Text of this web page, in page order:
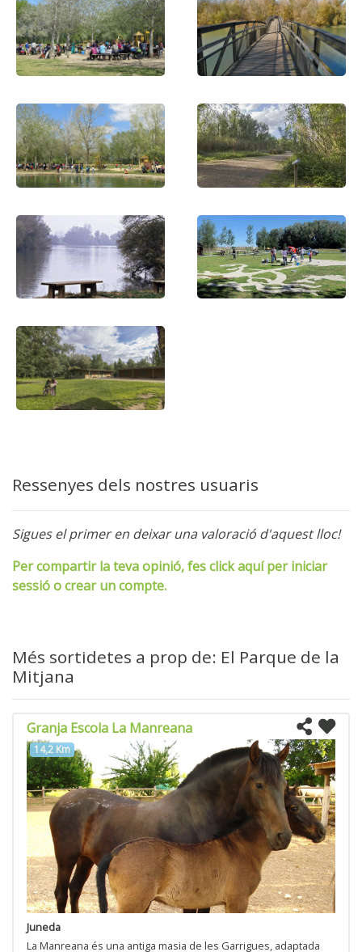
Ressenyes dels nostres usuaris
Sigues el primer en deixar una valoració d'aquest lloc!
Per compartir la teva opinió, fes click aquí per iniciar
sessió o crear un compte.
Més sortidetes a prop de: El Parque de la
Mitjana
Granja Escola La Manreana
14,2 Km
Juneda
La Manreana és una antiga masia de les Garrigues, adaptada